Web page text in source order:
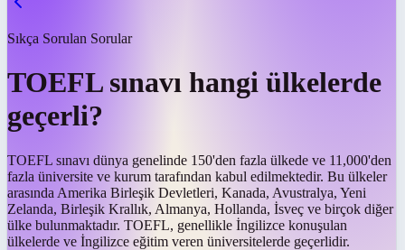
Sıkça Sorulan Sorular
TOEFL sınavı hangi ülkelerde
geçerli?
TOEFL sınavı dünya genelinde 150'den fazla ülkede ve 11,000'den
fazla üniversite ve kurum tarafından kabul edilmektedir. Bu ülkeler
arasında Amerika Birleşik Devletleri, Kanada, Avustralya, Yeni
Zelanda, Birleşik Krallık, Almanya, Hollanda, İsveç ve birçok diğer
ülke bulunmaktadır. TOEFL, genellikle İngilizce konuşulan
ülkelerde ve İngilizce eğitim veren üniversitelerde geçerlidir.